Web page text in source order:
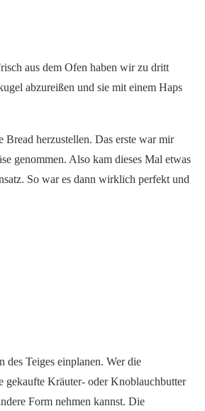
aus dem Ofen haben wir zu dritt
abzureißen und sie mit einem Haps
herzustellen. Das erste war mir
genommen. Also kam dieses Mal etwas
So war es dann wirklich perfekt und
des Teiges einplanen. Wer die
gekaufte Kräuter- oder Knoblauchbutter
Form nehmen kannst. Die